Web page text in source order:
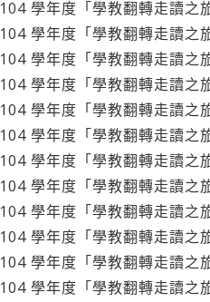
104 學年度「學教翻轉走讀之
104 學年度「學教翻轉走讀之
104 學年度「學教翻轉走讀之
104 學年度「學教翻轉走讀之
104 學年度「學教翻轉走讀之
104 學年度「學教翻轉走讀之
104 學年度「學教翻轉走讀之
104 學年度「學教翻轉走讀之
104 學年度「學教翻轉走讀之
104 學年度「學教翻轉走讀之
104 學年度「學教翻轉走讀之
104 學年度「學教翻轉走讀之